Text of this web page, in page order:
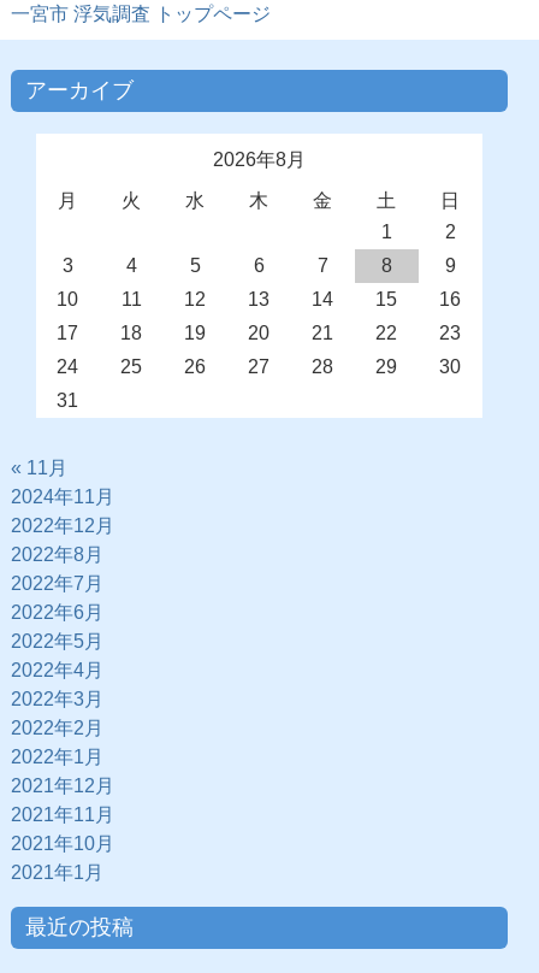
一宮市 浮気調査 トップページ
アーカイブ
2026年8月
月
火 水 木 金 土
日
1
2
3
4 5 6 7 8
9
10
11 12 13 14 15
16
17
18 19 20 21 22
23
24
25 26 27 28 29
30
31
« 11月
2024年11月
2022年12月
2022年8月
2022年7月
2022年6月
2022年5月
2022年4月
2022年3月
2022年2月
2022年1月
2021年12月
2021年11月
2021年10月
2021年1月
最近の投稿